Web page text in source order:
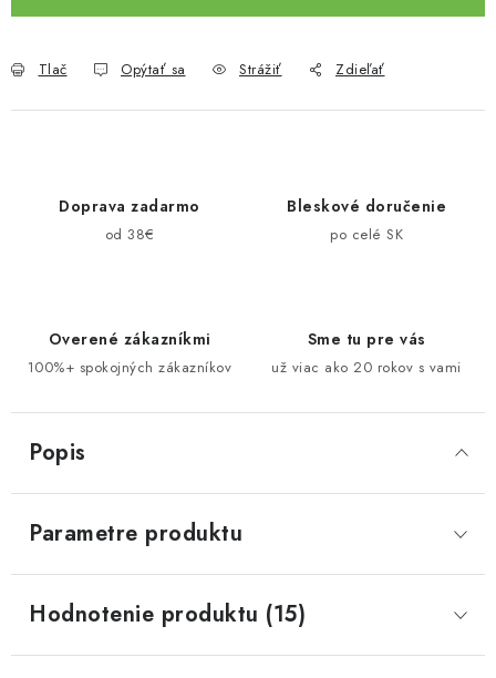
Tlač Opýtať sa Strážiť Zdieľať
Doprava zadarmo
od 38€
Bleskové doručenie
po celé SK
Overené zákazníkmi
100%+ spokojných zákazníkov
Sme tu pre vás
už viac ako 20 rokov s vami
Popis
Parametre produktu
Hodnotenie produktu (15)